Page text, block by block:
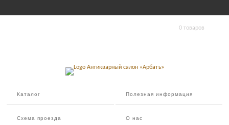
0 товаров
Каталог Полезная информация
Схема проезда О нас